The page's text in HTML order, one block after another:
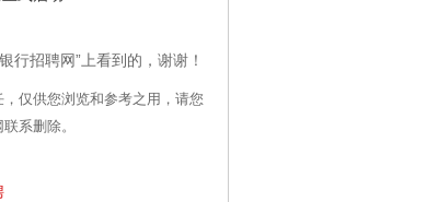
行招聘网”上看到的，谢谢！
仅供您浏览和参考之用，请您
系删除。